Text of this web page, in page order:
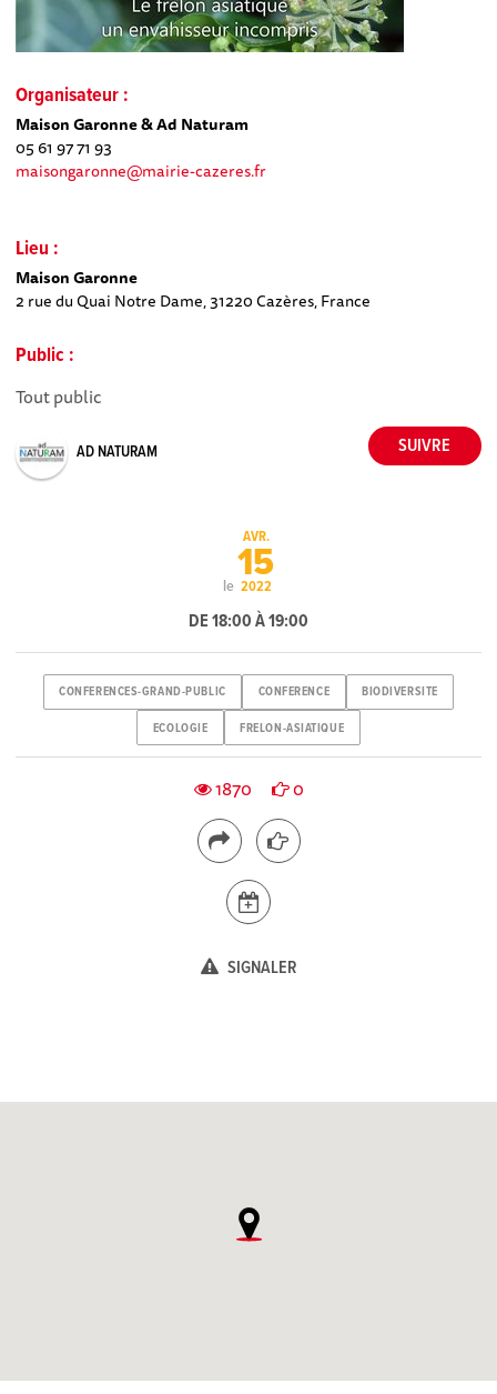
Organisateur :
Maison Garonne & Ad Naturam
05 61 97 71 93
maisongaronne@mairie-cazeres.fr
Lieu :
Maison Garonne
2 rue du Quai Notre Dame, 31220 Cazères, France
Public :
Tout public
AD NATURAM
le
AVR.
15
2022
DE 18:00 À 19:00
CONFERENCES-GRAND-PUBLIC CONFERENCE BIODIVERSITE
ECOLOGIE FRELON-ASIATIQUE
1870 0
SIGNALER